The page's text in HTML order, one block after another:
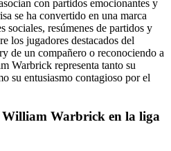
con partidos emocionantes y
se ha convertido en una marca
sociales, resúmenes de partidos y
los jugadores destacados del
de un compañero o reconociendo a
Warbrick representa tanto su
su entusiasmo contagioso por el
William Warbrick en la liga